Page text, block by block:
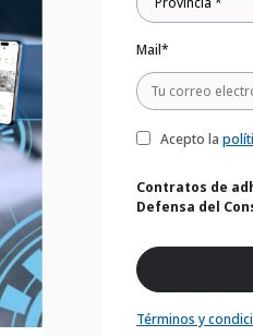
Mail*
Acepto la
Contratos de
Defensa del
Términos y